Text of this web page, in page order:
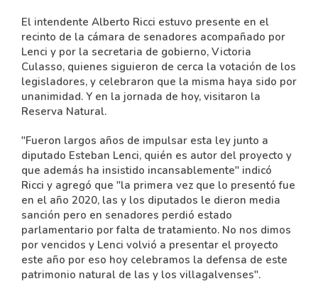
El intendente Alberto Ricci estuvo presente en el
recinto de la cámara de senadores acompañado por
Lenci y por la secretaria de gobierno, Victoria
Culasso, quienes siguieron de cerca la votación de los
legisladores, y celebraron que la misma haya sido por
unanimidad. Y en la jornada de hoy, visitaron la
Reserva Natural.
"Fueron largos años de impulsar esta ley junto a
diputado Esteban Lenci, quién es autor del proyecto y
que además ha insistido incansablemente" indicó
Ricci y agregó que "la primera vez que lo presentó fue
en el año 2020, las y los diputados le dieron media
sanción pero en senadores perdió estado
parlamentario por falta de tratamiento. No nos dimos
por vencidos y Lenci volvió a presentar el proyecto
este año por eso hoy celebramos la defensa de este
patrimonio natural de las y los villagalvenses".